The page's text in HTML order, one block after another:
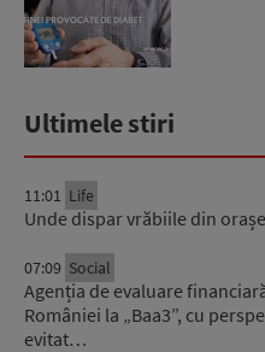
Ultimele stiri
11:01 Life
Unde dispar vrăbiile din
07:09 Social
Agenția de evaluare
României la „Baa3”, cu
evitat…